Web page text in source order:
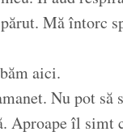
Mă întorc
aici.
Nu pot să
Aproape îl simt